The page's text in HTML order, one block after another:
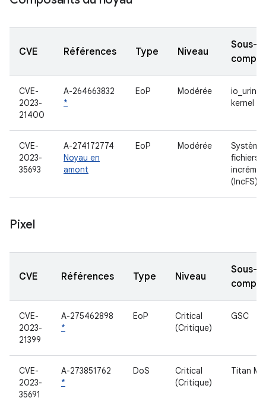
CVE Références Type Niveau
Sous-
CVE-
2023-
21400
A-264663832
*
EoP Modérée
io_uring
kernel
CVE-
2023-
35693
A-274172774
Noyau en
amont
EoP Modérée
fichiers
(IncFS)
Pixel
CVE Références Type Niveau
Sous-
CVE-
2023-
21399
A-275462898
*
EoP
Critical
(Critique)
GSC
CVE-
2023-
35691
A-273851762
*
DoS
Critical
(Critique)
Titan M